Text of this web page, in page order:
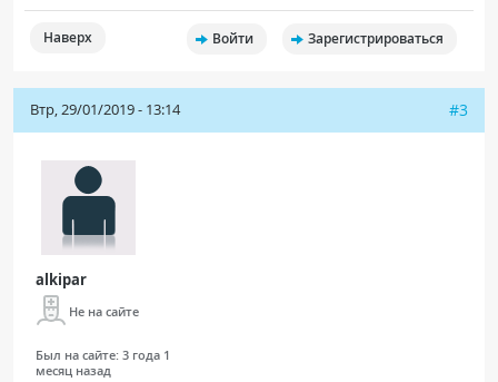
Наверх Войти Зарегистрироваться
Втр, 29/01/2019 - 13:14 #3
alkipar
Не на сайте
Был на сайте: 3 года 1
месяц назад